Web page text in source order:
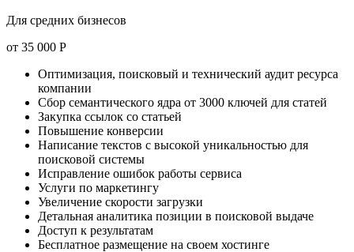
Для средних бизнесов
от 35 000 Р
Оптимизация, поисковый и технический аудит ресурса
компании
Сбор семантического ядра от 3000 ключей для статей
Закупка ссылок со статьей
Повышение конверсии
Написание текстов с высокой уникальностью для
поисковой системы
Исправление ошибок работы сервиса
Услуги по маркетингу
Увеличение скорости загрузки
Детальная аналитика позиции в поисковой выдаче
Доступ к результатам
Бесплатное размещение на своем хостинге